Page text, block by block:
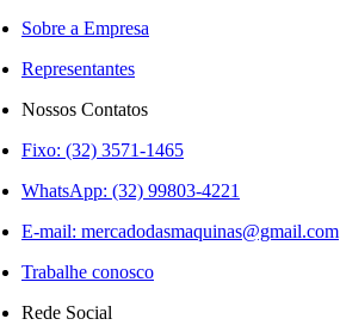
Sobre a Empresa
Representantes
Nossos Contatos
Fixo: (32) 3571-1465
WhatsApp: (32) 99803-4221
E-mail: mercadodasmaquinas@gmail.com
Trabalhe conosco
Rede Social